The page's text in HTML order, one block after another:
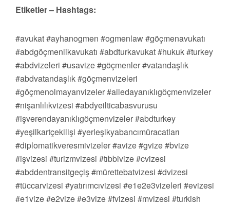
Etiketler – Hashtags:
#avukat #ayhanogmen #ogmenlaw #göçmenavukatı
#abdgöçmenlikavukatı #abdturkavukat #hukuk #turkey
#abdvizeleri #usavize #göçmenler #vatandaşlık
#abdvatandaşlık #göçmenvizeleri
#göçmenolmayanvizeler #ailedayanıklıgöçmenvizeler
#nişanlılıkvizesi #abdyeilticabasvurusu
#işverendayanıklıgöçmenvizeler #abdturkey
#yeşilkartçekilişi #yerleşikyabancımüracatları
#diplomatikveresmivizeler #avize #gvize #bvize
#işvizesi #turizmvizesi #tıbbivize #cvizesi
#abddentransitgeçiş #mürettebatvizesi #dvizesi
#tüccarvizesi #yatırımcıvizesi #e1e2e3vizeleri #evizesi
#e1vize #e2vize #e3vize #fvizesi #mvizesi #turkish